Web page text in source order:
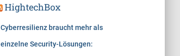
HightechBox
Cyberresilienz braucht mehr als
einzelne Security-Lösungen: